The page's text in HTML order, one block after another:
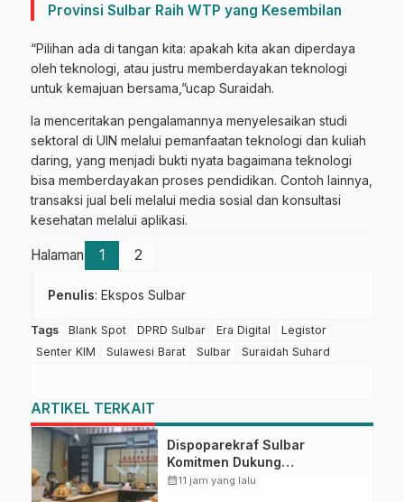
Provinsi Sulbar Raih WTP yang Kesembilan
“Pilihan ada di tangan kita: apakah kita akan diperdaya
oleh teknologi, atau justru memberdayakan teknologi
untuk kemajuan bersama,”ucap Suraidah.
Ia menceritakan pengalamannya menyelesaikan studi
sektoral di UIN melalui pemanfaatan teknologi dan kuliah
daring, yang menjadi bukti nyata bagaimana teknologi
bisa memberdayakan proses pendidikan. Contoh lainnya,
transaksi jual beli melalui media sosial dan konsultasi
kesehatan melalui aplikasi.
Halaman 1 2
Penulis: Ekspos Sulbar
Tags Blank Spot DPRD Sulbar Era Digital
Legistor
Senter KIM
Sulawesi Barat Sulbar Suraidah Suhard
ARTIKEL TERKAIT
Dispoparekraf Sulbar
Komitmen Dukung
Penyusunan RAD TPB/SDGs
calendar_month11 jam yang lalu